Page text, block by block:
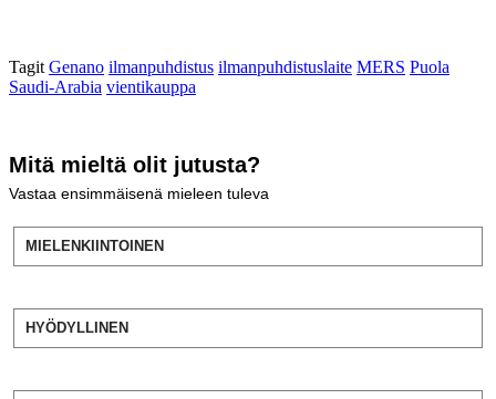
Tagit Genano ilmanpuhdistus ilmanpuhdistuslaite MERS Puola
Saudi-Arabia vientikauppa
Mitä mieltä olit jutusta?
Vastaa ensimmäisenä mieleen tuleva
MIELENKIINTOINEN
HYÖDYLLINEN